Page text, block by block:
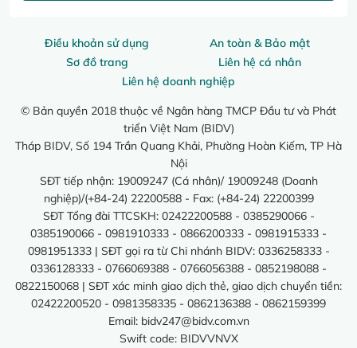
Điều khoản sử dụng
An toàn & Bảo mật
Sơ đồ trang
Liên hệ cá nhân
Liên hệ doanh nghiệp
© Bản quyền 2018 thuộc về Ngân hàng TMCP Đầu tư và Phát
triển Việt Nam (BIDV)
Tháp BIDV, Số 194 Trần Quang Khải, Phường Hoàn Kiếm, TP Hà
Nội
SĐT tiếp nhận: 19009247 (Cá nhân)/ 19009248 (Doanh
nghiệp)/(+84-24) 22200588 - Fax: (+84-24) 22200399
SĐT Tổng đài TTCSKH: 02422200588 - 0385290066 -
0385190066 - 0981910333 - 0866200333 - 0981915333 -
0981951333 | SĐT gọi ra từ Chi nhánh BIDV: 0336258333 -
0336128333 - 0766069388 - 0766056388 - 0852198088 -
0822150068 | SĐT xác minh giao dịch thẻ, giao dịch chuyển tiền:
02422200520 - 0981358335 - 0862136388 - 0862159399
Email: bidv247@bidv.com.vn
Swift code: BIDVVNVX